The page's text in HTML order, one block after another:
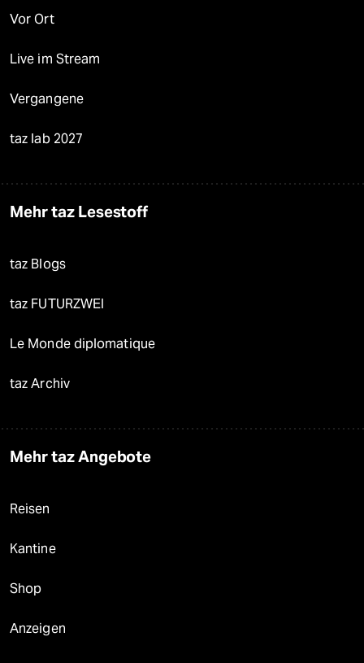
Vor Ort
Live im Stream
Vergangene
taz lab 2027
Mehr taz Lesestoff
taz Blogs
taz FUTURZWEI
Le Monde diplomatique
taz Archiv
Mehr taz Angebote
Reisen
Kantine
Shop
Anzeigen